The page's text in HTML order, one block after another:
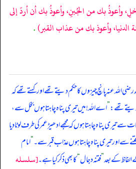
وأعوذُ بك من الجُبنِ، وأعوذُ بك أن أردّ إلى
الدنيا، وأعوذ بك من عذاب القبر).
عنہ پانچ چیزوں کا حکم دیتے تھے اور کہتے تھے کہ
تھے:”اے اللہ! میں تیری پناہ چاہتا ہوں بخل سے،
تیری پناہ چاہتا ہوں کہ مجھے ادھیڑ عمر کی طرف لوٹا دیا
سے اور تیری پناہ چاہتا ہوں عذاب قبر سے۔“امام
کے بعد”فتنہ دجال“کا بھی ذکر کیا ہے۔[سلسله